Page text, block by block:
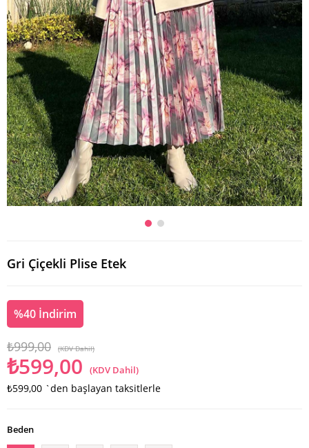
Gri Çiçekli Plise Etek
%40 İndirim
₺999,00 (KDV Dahil)
₺599,00 (KDV Dahil)
₺599,00 `den başlayan taksitlerle
Beden